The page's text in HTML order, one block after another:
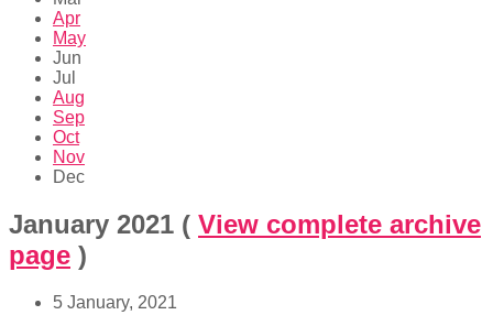
Apr
May
Jun
Jul
Aug
Sep
Oct
Nov
Dec
January 2021 ( View complete archive
page )
5 January, 2021